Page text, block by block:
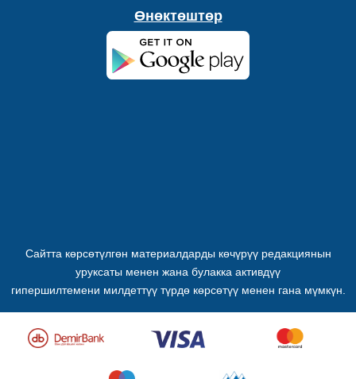
Өнөктөштөр
Сайтта көрсөтүлгөн материалдарды көчүрүү редакциянын
уруксаты менен жана булакка активдүү
гипершилтемени милдеттүү түрдө көрсөтүү менен гана мүмкүн.